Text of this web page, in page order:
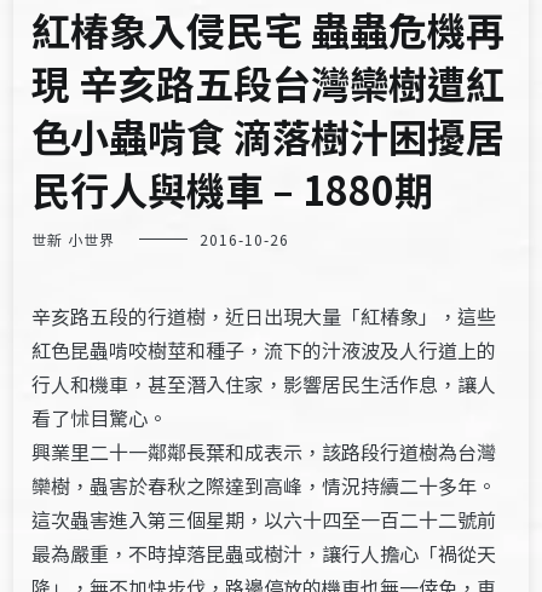
紅椿象入侵民宅 蟲蟲危機再
現 辛亥路五段台灣欒樹遭紅
色小蟲啃食 滴落樹汁困擾居
民行人與機車 – 1880期
世新 小世界 2016-10-26
辛亥路五段的行道樹，近日出現大量「紅椿象」，這些
紅色昆蟲啃咬樹莖和種子，流下的汁液波及人行道上的
行人和機車，甚至潛入住家，影響居民生活作息，讓人
看了怵目驚心。
興業里二十一鄰鄰長葉和成表示，該路段行道樹為台灣
欒樹，蟲害於春秋之際達到高峰，情況持續二十多年。
這次蟲害進入第三個星期，以六十四至一百二十二號前
最為嚴重，不時掉落昆蟲或樹汁，讓行人擔心「禍從天